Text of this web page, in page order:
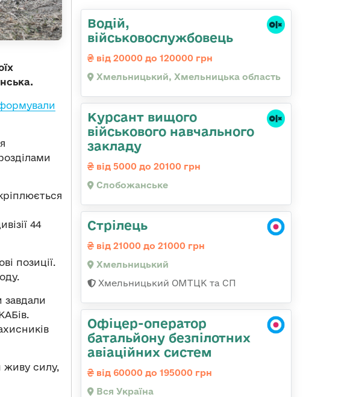
44
позиції.
завдали
живу силу,
Водій,
військовослужбовець
від 20000 до 120000 грн
Хмельницький, Хмельницька область
Курсант вищого
військового навчального
закладу
від 5000 до 20100 грн
Слобожанське
Стрілець
від 21000 до 21000 грн
Хмельницький
Хмельницький ОМТЦК та СП
Офіцер-оператор
батальйону безпілотних
авіаційних систем
від 60000 до 195000 грн
Вся Україна